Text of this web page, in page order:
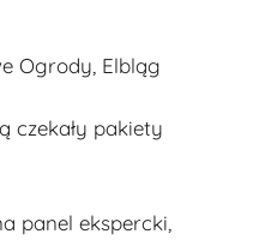
Ogrody, Elbląg
czekały pakiety
panel ekspercki,